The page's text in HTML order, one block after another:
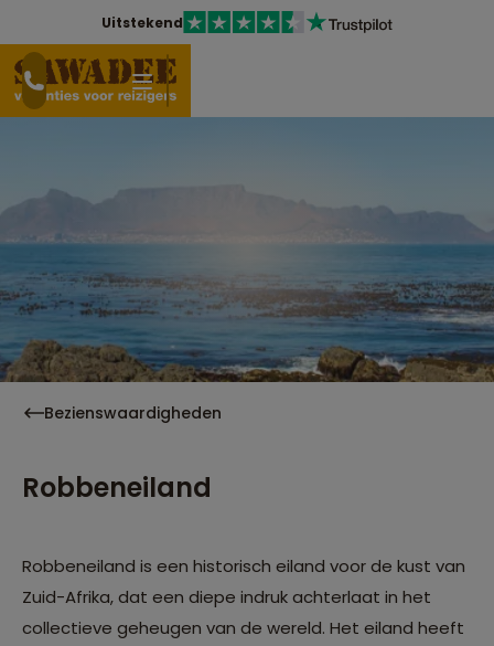
Uitstekend
Bezienswaardigheden
Robbeneiland
Robbeneiland is een historisch eiland voor de kust van
Zuid-Afrika, dat een diepe indruk achterlaat in het
collectieve geheugen van de wereld. Het eiland heeft